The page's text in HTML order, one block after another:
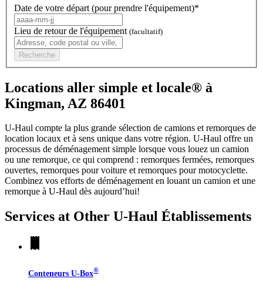
Date de votre départ (pour prendre l'équipement)*
Lieu de retour de l'équipement (facultatif)
Recherche
Locations aller simple et locale® à
Kingman, AZ 86401
U-Haul compte la plus grande sélection de camions et remorques de
location locaux et à sens unique dans votre région. U-Haul offre un
processus de déménagement simple lorsque vous louez un camion
ou une remorque, ce qui comprend : remorques fermées, remorques
ouvertes, remorques pour voiture et remorques pour motocyclette.
Combinez vos efforts de déménagement en louant un camion et une
remorque à U-Haul dès aujourd’hui!
Services at Other U-Haul Établissements
Conteneurs U-Box®